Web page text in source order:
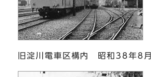
旧淀川電車区構内 昭和38年8月